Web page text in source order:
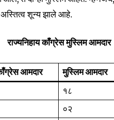
अस्तित्व शून्य झाले आहे.
राज्यनिहाय काँग्रेस मुस्लिम आमदार
आमदार मुस्लिम आमदार
१८
०२